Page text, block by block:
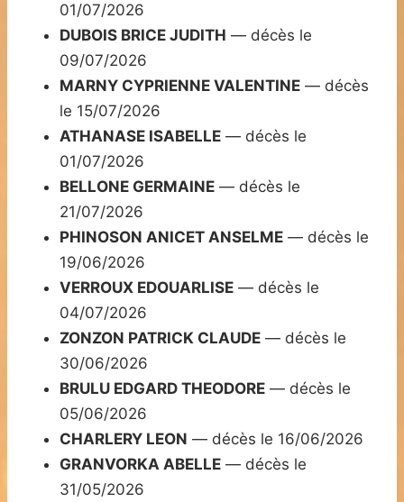
01/07/2026
DUBOIS BRICE JUDITH — décès le
09/07/2026
MARNY CYPRIENNE VALENTINE — décès
le 15/07/2026
ATHANASE ISABELLE — décès le
01/07/2026
BELLONE GERMAINE — décès le
21/07/2026
PHINOSON ANICET ANSELME — décès le
19/06/2026
VERROUX EDOUARLISE — décès le
04/07/2026
ZONZON PATRICK CLAUDE — décès le
30/06/2026
BRULU EDGARD THEODORE — décès le
05/06/2026
CHARLERY LEON — décès le 16/06/2026
GRANVORKA ABELLE — décès le
31/05/2026